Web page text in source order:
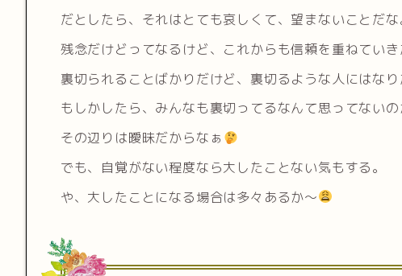
だとしたら、それはとても哀しくて、望まないことだな
残念だけどってなるけど、これからも信頼を重ねていき
裏切られることばかりだけど、裏切るような人にはなり
もしかしたら、みんなも裏切ってるなんて思ってないの
その辺りは曖昧だからなぁ
でも、自覚がない程度なら大したことない気もする。
や、大したことになる場合は多々あるか〜